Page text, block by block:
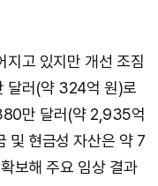
지고 있지만 개선 조짐
달러(약 324억 원)로
만 달러(약 2,935억
및 현금성 자산은 약 7
보해 주요 임상 결과